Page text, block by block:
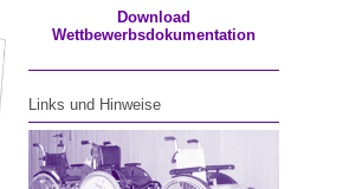
Download
Wettbewerbsdokumentation
Links und Hinweise